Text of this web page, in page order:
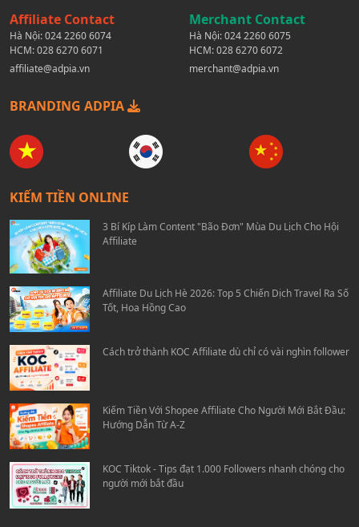
Affiliate Contact
Hà Nội:024 2260 6074
HCM:028 6270 6071
affiliate@adpia.vn
Merchant Contact
Hà Nội:024 2260 6075
HCM:028 6270 6072
merchant@adpia.vn
BRANDING ADPIA
KIẾM TIỀN ONLINE
3 Bí Kíp Làm Content "Bão Đơn" Mùa Du Lịch Cho Hội
Affiliate
Affiliate Du Lịch Hè 2026: Top 5 Chiến Dịch Travel Ra Số
Tốt, Hoa Hồng Cao
Cách trở thành KOC Affiliate dù chỉ có vài nghìn follower
Kiếm Tiền Với Shopee Affiliate Cho Người Mới Bắt Đầu:
Hướng Dẫn Từ A-Z
KOC Tiktok - Tips đạt 1.000 Followers nhanh chóng cho
người mới bắt đầu